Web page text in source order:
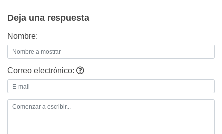
Deja una respuesta
Nombre:
Correo electrónico: